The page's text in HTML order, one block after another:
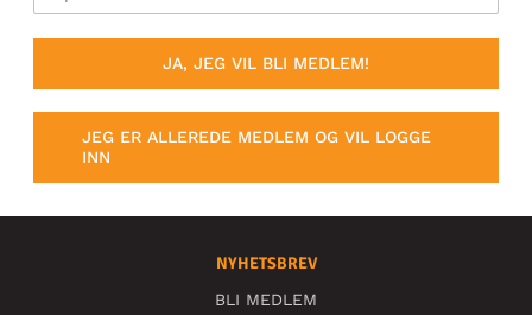
JA, JEG VIL BLI MEDLEM!
JEG ER ALLEREDE MEDLEM OG VIL LOGGE
INN
NYHETSBREV
BLI MEDLEM